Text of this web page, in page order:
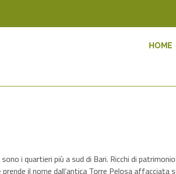
HOME
i quartieri più a sud di Bari. Ricchi di
prende il nome dall’antica Torre Pelosa